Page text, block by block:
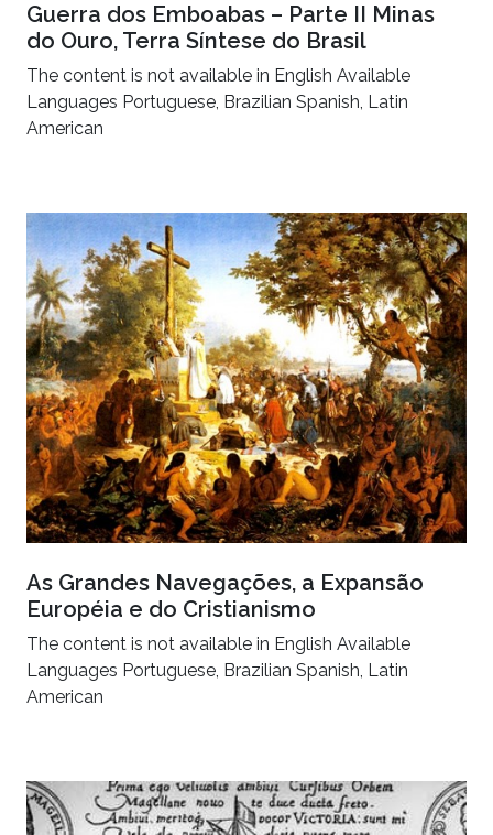
Guerra dos Emboabas – Parte II Minas
do Ouro, Terra Síntese do Brasil
The content is not available in English Available
Languages Portuguese, Brazilian Spanish, Latin
American
As Grandes Navegações, a Expansão
Européia e do Cristianismo
The content is not available in English Available
Languages Portuguese, Brazilian Spanish, Latin
American